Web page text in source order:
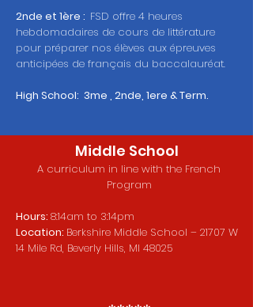
2nde et 1ère : FSD offre 4 heures
hebdomadaires de cours de littérature
pour préparer nos élèves aux épreuves
anticipées de français du baccalauréat.
High School: 3me , 2nde, 1ere & Term.
Middle School
A curriculum in line with the French
Program
Hours: 8:14am to 3:14pm
Location: Berkshire Middle School – 21707 W
14 Mile Rd, Beverly Hills, MI 48025